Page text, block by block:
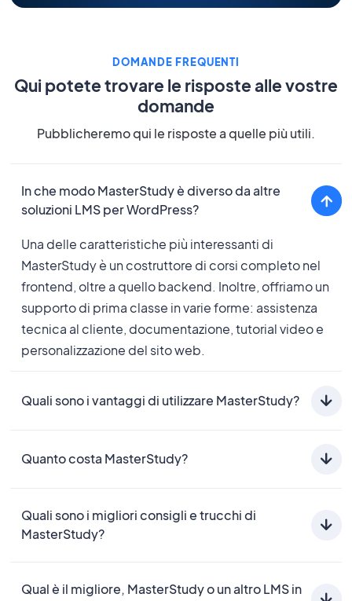
DOMANDE FREQUENTI
Qui potete trovare le risposte alle vostre
domande
Pubblicheremo qui le risposte a quelle più utili.
In che modo MasterStudy è diverso da altre
soluzioni LMS per WordPress?
Una delle caratteristiche più interessanti di
MasterStudy è un costruttore di corsi completo nel
frontend, oltre a quello backend. Inoltre, offriamo un
supporto di prima classe in varie forme: assistenza
tecnica al cliente, documentazione, tutorial video e
personalizzazione del sito web.
Quali sono i vantaggi di utilizzare MasterStudy?
sito di formazione online per vendere corsi, aiutando
Quanto costa MasterStudy?
vita, con tre piani per licenze singole, a cinque siti e
illimitate. Il piano più economico parte da $
maggiori dettagli.
Quali sono i migliori consigli e trucchi di
MasterStudy?
costruttore di certificati, i contenuti a goccia,
Qual è il migliore, MasterStudy o un altro LMS in